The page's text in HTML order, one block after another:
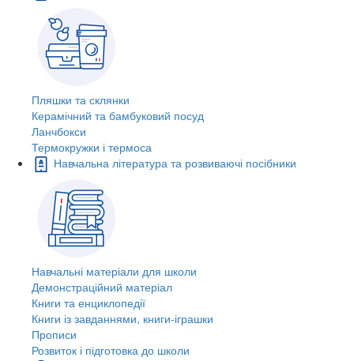
Пляшки та склянки
Керамічний та бамбуковий посуд
Ланчбокси
Термокружки і термоса
Навчальна література та розвиваючі посібники
Навчальні матеріали для школи
Демонстраційний матеріал
Книги та енциклопедії
Книги із завданнями, книги-іграшки
Прописи
Розвиток і підготовка до школи